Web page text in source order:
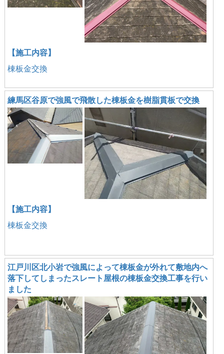
【施工内容】
棟板金交換
練馬区谷原で強風で飛散した棟板金を樹脂貫板で交換
【施工内容】
棟板金交換
江戸川区北小岩で強風によって棟板金が外れて敷地内へ
落下してしまったスレート屋根の棟板金交換工事を行い
ました